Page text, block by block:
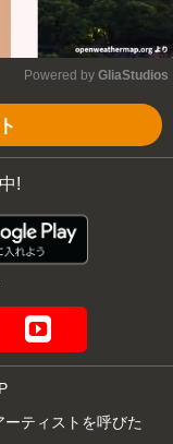
Powered by GliaStudios
!
ーティストを呼びた